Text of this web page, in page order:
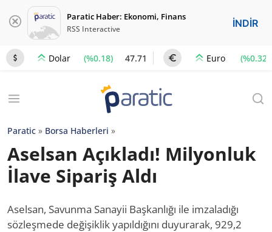
Paratic Haber: Ekonomi, Finans
RSS Interactive İNDİR
Dolar (%0.18) 47.71 Euro (%0.32)
Paratic » Borsa Haberleri »
Aselsan Açıkladı! Milyonluk
İlave Sipariş Aldı
Aselsan, Savunma Sanayii Başkanlığı ile imzaladığı
sözleşmede değişiklik yapıldığını duyurarak, 929,2